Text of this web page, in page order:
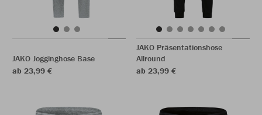
JAKO Jogginghose Base
ab 23,99 €
JAKO Präsentationshose
Allround
ab 23,99 €